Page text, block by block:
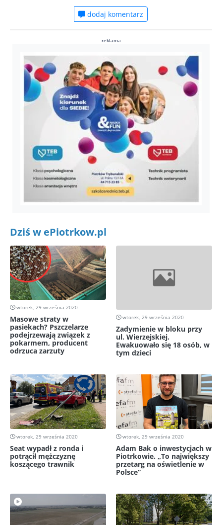
dodaj komentarz
reklama
Dziś w ePiotrkow.pl
wtorek, 29 września 2020
Masowe straty w
pasiekach? Pszczelarze
podejrzewają związek z
pokarmem, producent
odrzuca zarzuty
wtorek, 29 września 2020
Zadymienie w bloku przy
ul. Wierzejskiej.
Ewakuowało się 18 osób, w
tym dzieci
wtorek, 29 września 2020
Seat wypadł z ronda i
potrącił mężczyznę
koszącego trawnik
wtorek, 29 września 2020
Adam Bak o inwestycjach w
Piotrkowie. „To największy
przetarg na oświetlenie w
Polsce”